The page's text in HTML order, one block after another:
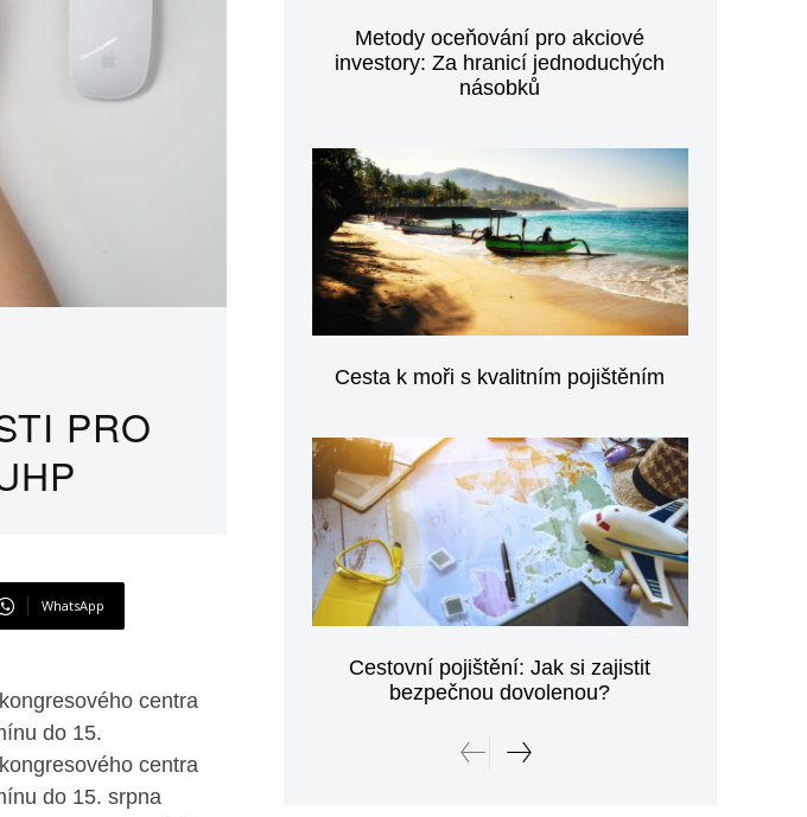
PRO
WhatsApp
centra
do 15.
centra
do 15. srpna
Metody oceňování pro akciové
investory: Za hranicí jednoduchých
násobků
Cesta k moři s kvalitním pojištěním
Cestovní pojištění: Jak si zajistit
bezpečnou dovolenou?